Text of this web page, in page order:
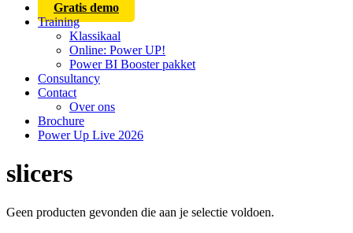
Gratis demo
Training
Klassikaal
Online: Power UP!
Power BI Booster pakket
Consultancy
Contact
Over ons
Brochure
Power Up Live 2026
slicers
Geen producten gevonden die aan je selectie voldoen.